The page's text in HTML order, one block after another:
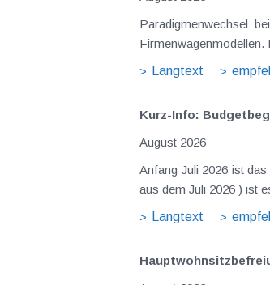
Paradigmenwechsel bei der Besteuerung von E-
Firmenwagenmodellen.
Langtext
Kurz-Info:
August 2026
Anfang Juli 2026 ist
Langtext